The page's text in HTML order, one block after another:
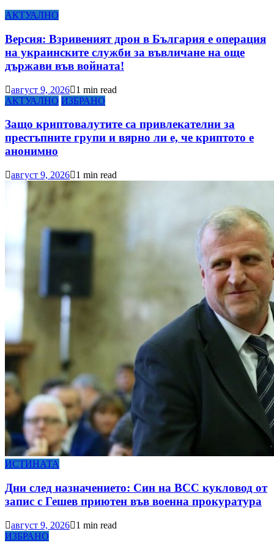
АКТУАЛНО
Версия: Взривеният дрон в България е операция
на украинските служби за въвличане на още
държави във войната!
август 9, 2026
1 min read
АКТУАЛНО ИЗБРАНО
Защо криптовалутите са привлекателни за
престъпните групи и вярно ли е, че криптото е
анонимно
август 9, 2026 1 min read
ИСТИНАТА
Дни след назначението: Син на ВСС кукловод от
запис с Гешев приютен във военна прокуратура
август 9, 2026
1 min read
ИЗБРАНО